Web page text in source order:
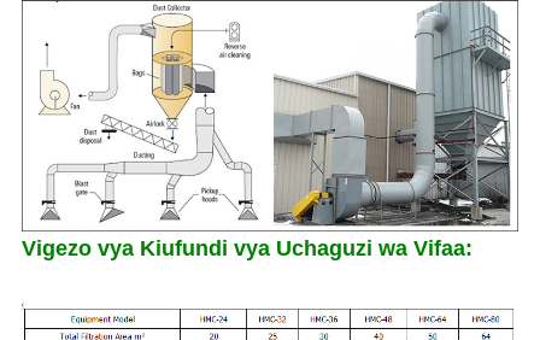
Vigezo vya Kiufundi vya Uchaguzi wa Vifaa: